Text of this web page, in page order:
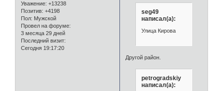
Уважение: +13238
Позитив: +4198
Пол: Мужской
Провел на форуме:
3 месяца 29 дней
Последний визит:
Сегодня 19:17:20
seg49
написал(а):
Улица Кирова
Другой район.
petrogradskiy
написал(а):